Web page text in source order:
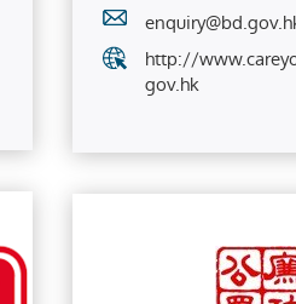
http://
gov.hk